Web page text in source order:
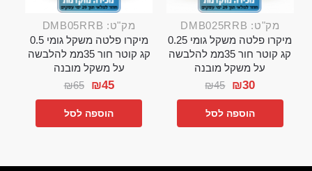
מק"ט: DMB025RRB
מיקרו פלטה משקל גומי 0.25
קג קוטר חור 35ממ להלבשה
על משקל מובנה
₪45 ₪30
הוספה לסל
מק"ט: DMB05RRB
מיקרו פלטה משקל גומי 0.5
קג קוטר חור 35ממ להלבשה
על משקל מובנה
₪65 ₪45
הוספה לסל